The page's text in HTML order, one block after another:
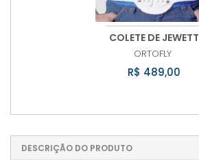
COLETE DE JEWETT
ORTOFLY
R$ 489,00
DESCRIÇÃO DO PRODUTO